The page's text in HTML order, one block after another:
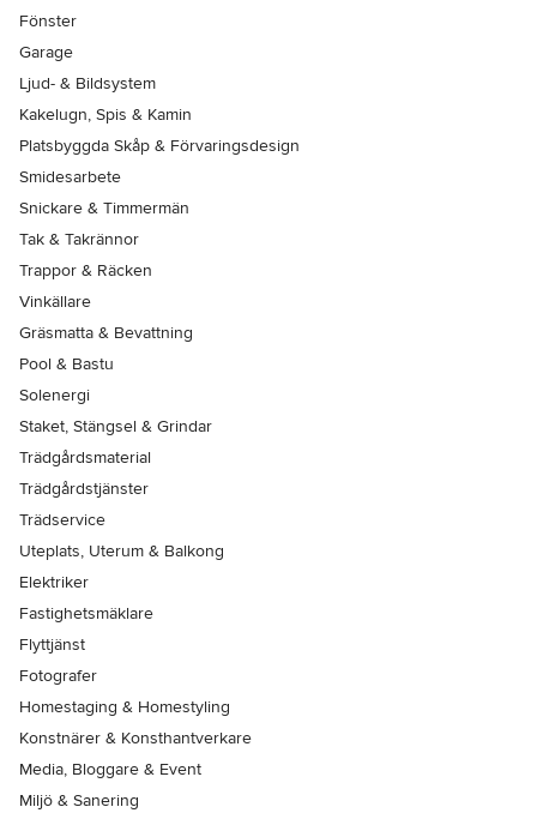
Fönster
Garage
Ljud- & Bildsystem
Kakelugn, Spis & Kamin
Platsbyggda Skåp & Förvaringsdesign
Smidesarbete
Snickare & Timmermän
Tak & Takrännor
Trappor & Räcken
Vinkällare
Gräsmatta & Bevattning
Pool & Bastu
Solenergi
Staket, Stängsel & Grindar
Trädgårdsmaterial
Trädgårdstjänster
Trädservice
Uteplats, Uterum & Balkong
Elektriker
Fastighetsmäklare
Flyttjänst
Fotografer
Homestaging & Homestyling
Konstnärer & Konsthantverkare
Media, Bloggare & Event
Miljö & Sanering